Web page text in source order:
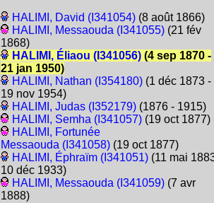
HALIMI, David (I341054)(8 août 1866)
HALIMI, Messaouda (I341055)(21 fév
1868)
HALIMI, Éliaou (I341056)(4 sep 1870 -
21 jan 1950)
HALIMI, Nathan (I354180)(1 déc 1873 -
19 nov 1954)
HALIMI, Judas (I352179)(1876 - 1915)
HALIMI, Semha (I341057)(19 oct 1877)
HALIMI, Fortunée
Messaouda (I341058)(19 oct 1877)
HALIMI, Éphraïm (I341051)(11 mai
10 déc 1933)
HALIMI, Messaouda (I341059)(7 avr
1888)